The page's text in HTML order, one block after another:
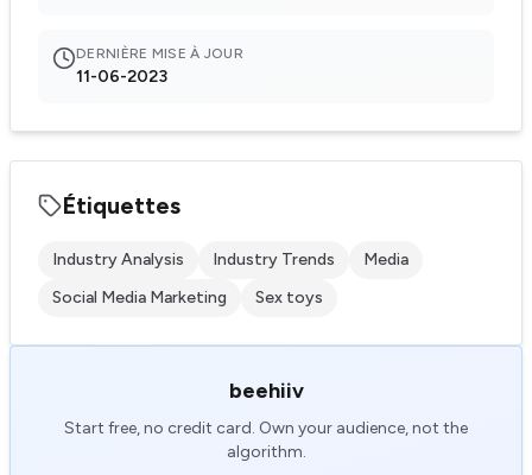
DERNIÈRE MISE À JOUR
11-06-2023
Étiquettes
Industry Analysis Industry Trends
Media
Social Media Marketing
Sex toys
beehiiv
Start free, no credit card. Own your audience, not the
algorithm.